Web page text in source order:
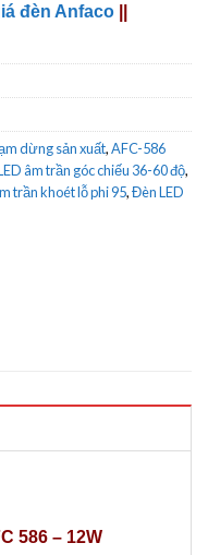
đèn Anfaco
dừng sản xuất,AFC-586
âm trần góc chiếu 36-60 độ,
trần khoét lỗ phi 95,Đèn LED
586 – 12W